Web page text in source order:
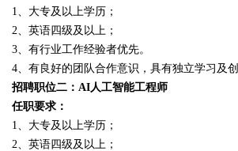
1、大专及以上学历；
2、英语四级及以上；
3、有行业工作经验者优先。
4、有良好的团队合作意识，具有独立学习及创
招聘职位二：AI人工智能工程师
任职要求：
1、大专及以上学历；
2、英语四级及以上；